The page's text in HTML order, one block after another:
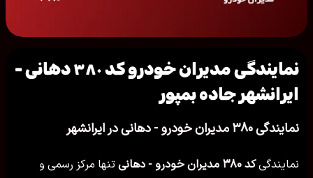
نمایندگی مدیران خودرو کد ۳۸۰ دهانی -
ایرانشهر جاده بمپور
نمایندگی ۳۸۰ مدیران خودرو - دهانی در ایرانشهر
نمایندگیکد ۳۸۰ مدیران خودرو - دهانی
تنها مرکز رسمی و